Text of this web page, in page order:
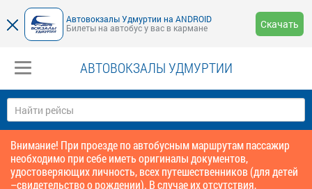
Автовокзалы Удмуртии на ANDROID
Билеты на автобус у вас в кармане
Скачать
АВТОВОКЗАЛЫ УДМУРТИИ
Внимание! При проезде по автобусным маршрутам пассажир
необходимо при себе иметь оригиналы документов,
удостоверяющих личность, всех путешественников (для детей
–свидетельство о рождении). В случае их отсутствия,